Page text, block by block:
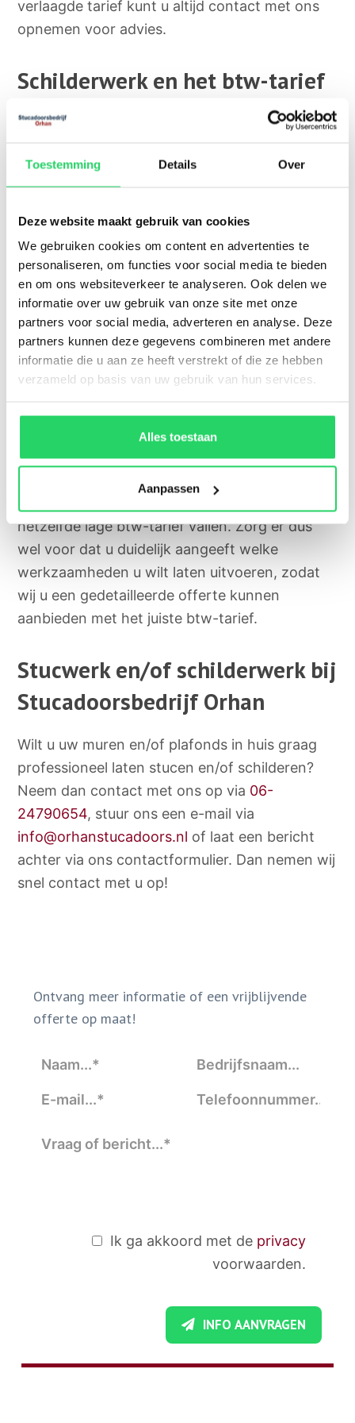
Toestemming Details Over
Deze website maakt gebruik van cookies
We gebruiken cookies om content en advertenties te
personaliseren, om functies voor social media te bieden
en om ons websiteverkeer te analyseren. Ook delen we
informatie over uw gebruik van onze site met onze
partners voor social media, adverteren en analyse. Deze
partners kunnen deze gegevens combineren met andere
informatie die u aan ze heeft verstrekt of die ze hebben
verzameld op basis van uw gebruik van hun services.
Alles toestaan
Aanpassen
verlaagde tarief kunt u altijd contact met ons
opnemen voor advies.
Schilderwerk en het btw-tarief
Ook voor schilderwerk geldt het verlaagde
ouder zijn dan twee jaar. Dit geldt zowel voor
binnenschilderwerk als buitenschilderwerk. Dat
kan schilderwerkzaamheden die u door ons
schildersbedrijf in Utrecht
laat doen, die vallen
onder renovatie en onderhoud, aanzienlijk
goedkoper maken.
Combinatie van stuc- en
schilderwerk
stucwerk en schilderwerk te combineren. Dit is
niet alleen veel efficiënter om te doen, maar
kan ook kosten besparen. Het goede nieuws is
hetzelfde lage btw-tarief vallen. Zorg er dus
wel voor dat u duidelijk aangeeft welke
werkzaamheden u wilt laten uitvoeren, zodat
wij u een gedetailleerde offerte kunnen
aanbieden met het juiste btw-tarief.
Stucwerk en/of schilderwerk bij
Stucadoorsbedrijf Orhan
Wilt u uw muren en/of plafonds in huis graag
professioneel laten stucen en/of schilderen?
Neem dan contact met ons op via 06-
24790654, stuur ons een e-mail via
info@orhanstucadoors.nl of laat een bericht
achter via ons contactformulier. Dan nemen wij
snel contact met u op!
Ontvang meer informatie of een vrijblijvende
offerte op maat!
Ik ga akkoord met de privacy
voorwaarden.
INFO AANVRAGEN